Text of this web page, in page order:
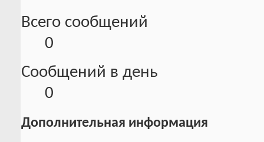
Всего сообщений
0
Сообщений в день
0
Дополнительная информация